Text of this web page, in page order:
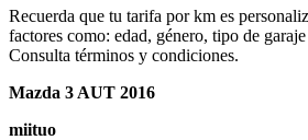
Recuerda que tu tarifa por km es
factores como: edad, género, tipo de
Consulta términos y condiciones.
Mazda 3 AUT 2016
miituo